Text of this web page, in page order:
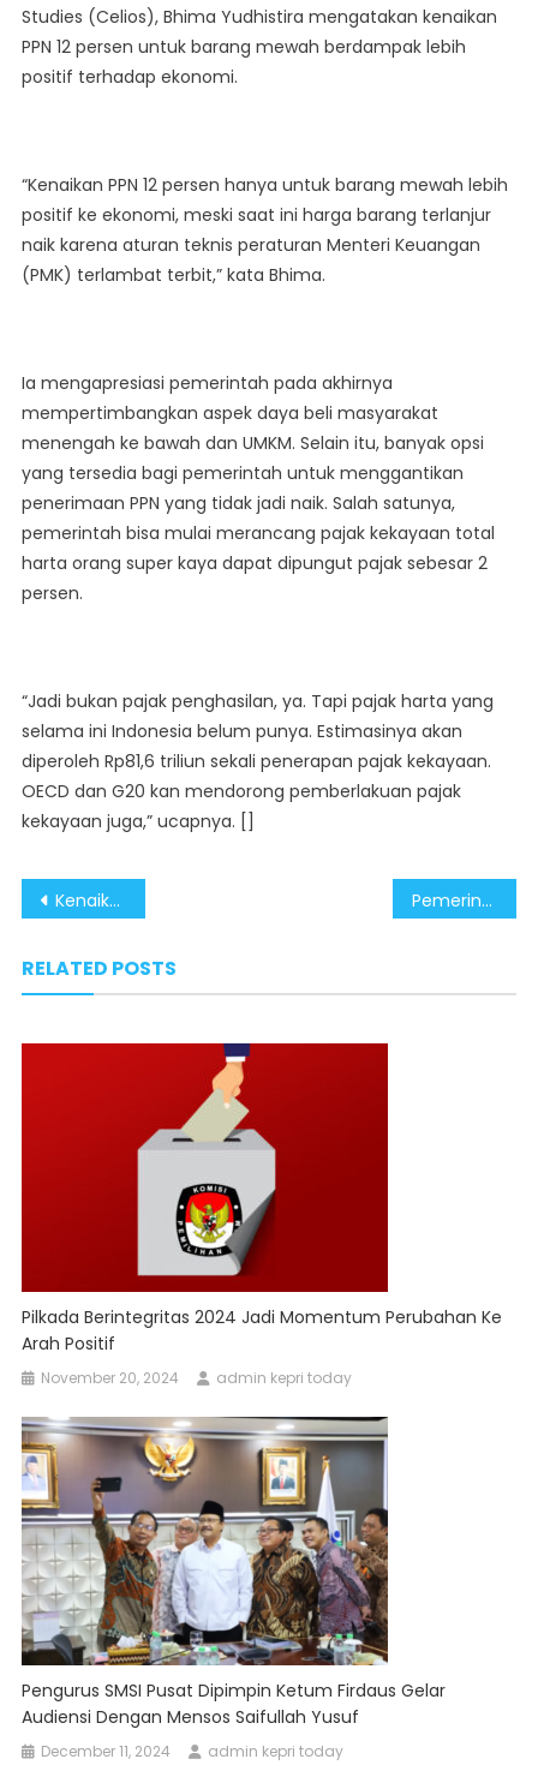
Studies (Celios), Bhima Yudhistira mengatakan kenaikan
PPN 12 persen untuk barang mewah berdampak lebih
positif terhadap ekonomi.
“Kenaikan PPN 12 persen hanya untuk barang mewah lebih
positif ke ekonomi, meski saat ini harga barang terlanjur
naik karena aturan teknis peraturan Menteri Keuangan
(PMK) terlambat terbit,” kata Bhima.
Ia mengapresiasi pemerintah pada akhirnya
mempertimbangkan aspek daya beli masyarakat
menengah ke bawah dan UMKM. Selain itu, banyak opsi
yang tersedia bagi pemerintah untuk menggantikan
penerimaan PPN yang tidak jadi naik. Salah satunya,
pemerintah bisa mulai merancang pajak kekayaan total
harta orang super kaya dapat dipungut pajak sebesar 2
persen.
“Jadi bukan pajak penghasilan, ya. Tapi pajak harta yang
selama ini Indonesia belum punya. Estimasinya akan
diperoleh Rp81,6 triliun sekali penerapan pajak kekayaan.
OECD dan G20 kan mendorong pemberlakuan pajak
kekayaan juga,” ucapnya. []
Post
Kenaikan PPN 12 Persen Hanya untuk Barang dan Jasa Mewah Pemerintahan Presiden Prabowo Rancang Holding UMKM Demi Perkuat Ekonomi Kerakyatan
RELATED POSTS
Pilkada Berintegritas 2024 Jadi Momentum Perubahan Ke
Arah Positif
November 20, 2024 admin kepri today
Pengurus SMSI Pusat Dipimpin Ketum Firdaus Gelar
Audiensi Dengan Mensos Saifullah Yusuf
December 11, 2024 admin kepri today